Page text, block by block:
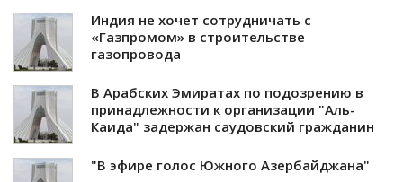
Индия не хочет сотрудничать с
«Газпромом» в строительстве
газопровода
В Арабских Эмиратах по подозрению в
принадлежности к организации "Аль-
Каида" задержан саудовский гражданин
"В эфире голос Южного Азербайджана"